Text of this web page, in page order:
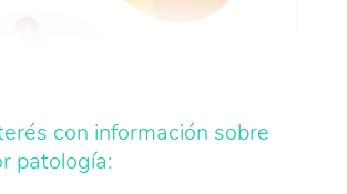
con información sobre
patología: